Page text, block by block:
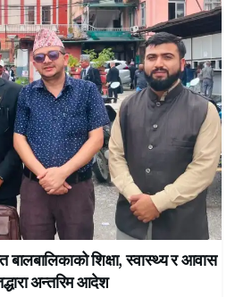
बालबालिकाको शिक्षा, स्वास्थ्य र आवास
अन्तरिम आदेश